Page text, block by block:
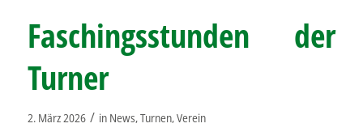
Faschingsstunden der
Turner
2. März 2026 / in News,Turnen,Verein